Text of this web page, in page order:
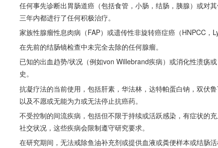
任何事先诊断出胃肠道癌（包括食管，小肠，结肠，胰腺）或对
三年内都进行了任何积极治疗。
家族性腺瘤性息肉病（FAP）或遗传性非旋转癌症癌（HNPCC，
在先前的结肠镜检查中未完全去除的任何腺瘤。
已知的出血趋势/状况（例如von​​ Willebrand疾病）或消化性溃疡
史。
抗凝疗法的当前使用，包括肝素，华法林，达特帕蛋白钠，双伏
以及不愿或无能为力或无法停止抗癌药。
不受控制的间流疾病，包括但不限于持续或活跃感染，有症状的
社交状况，这些疾病会限制遵守研究要求。
在研究期间，无法戒除鱼油补充剂或提供血液或粪便样本或结肠